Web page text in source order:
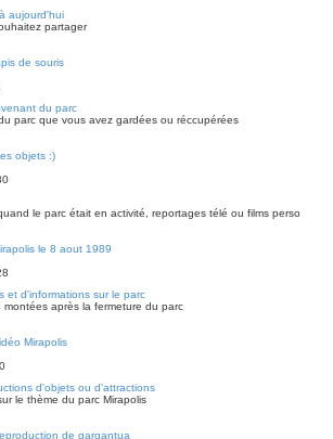
aujourd'hui
partager
de souris
du parc
parc que vous avez gardées ou réccupérées
objets :)
le parc était en activité, reportages télé ou films perso
le 8 aout 1989
et d'informations sur le parc
après la fermeture du parc
Mirapolis
d'objets ou d'attractions
le thème du parc Mirapolis
de gargantua